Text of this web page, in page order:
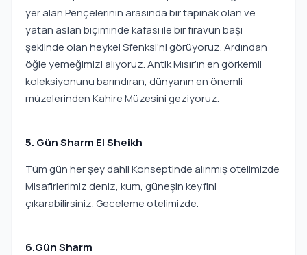
yer alan Pençelerinin arasında bir tapınak olan ve
yatan aslan biçiminde kafası ile bir firavun başı
şeklinde olan heykel Sfenksi’ni görüyoruz. Ardından
öğle yemeğimizi alıyoruz. Antik Mısır’ın en görkemli
koleksiyonunu barındıran, dünyanın en önemli
müzelerinden Kahire Müzesini geziyoruz.
5. Gün Sharm El Sheikh
Tüm gün her şey dahil Konseptinde alınmış otelimizde
Misafirlerimiz deniz, kum, güneşin keyfini
çıkarabilirsiniz. Geceleme otelimizde.
6.Gün Sharm